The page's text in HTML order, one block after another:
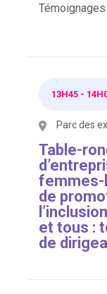
13H45 -
Parc des
Table-
femmes-
de
et tous :
de